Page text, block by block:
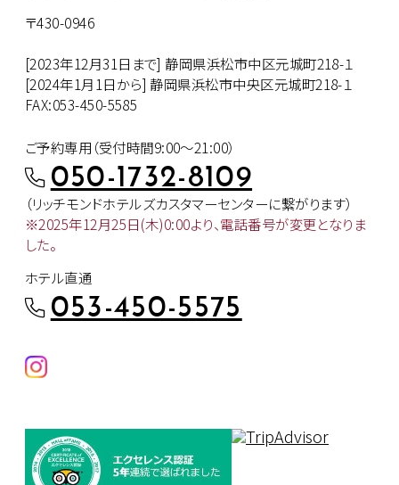
〒430-0946
[2023年12月31日まで] 静岡県浜松市中区元城町218-１
[2024年1月1日から] 静岡県浜松市中央区元城町218-１
FAX:053-450-5585
ご予約専用（受付時間9:00～21:00）
050-1732-8109
（リッチモンドホテルズカスタマーセンターに繋がります）
※2025年12月25日(木)0:00より、電話番号が変更となりま
した。
ホテル直通
053-450-5575